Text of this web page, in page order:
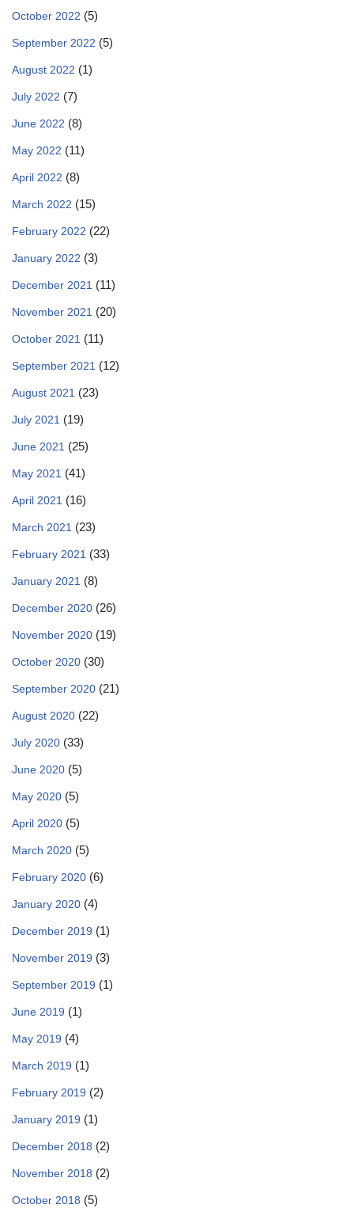
October 2022 (5)
September 2022 (5)
August 2022 (1)
July 2022 (7)
June 2022 (8)
May 2022 (11)
April 2022 (8)
March 2022 (15)
February 2022 (22)
January 2022 (3)
December 2021 (11)
November 2021 (20)
October 2021 (11)
September 2021 (12)
August 2021 (23)
July 2021 (19)
June 2021 (25)
May 2021 (41)
April 2021 (16)
March 2021 (23)
February 2021 (33)
January 2021 (8)
December 2020 (26)
November 2020 (19)
October 2020 (30)
September 2020 (21)
August 2020 (22)
July 2020 (33)
June 2020 (5)
May 2020 (5)
April 2020 (5)
March 2020 (5)
February 2020 (6)
January 2020 (4)
December 2019 (1)
November 2019 (3)
September 2019 (1)
June 2019 (1)
May 2019 (4)
March 2019 (1)
February 2019 (2)
January 2019 (1)
December 2018 (2)
November 2018 (2)
October 2018 (5)